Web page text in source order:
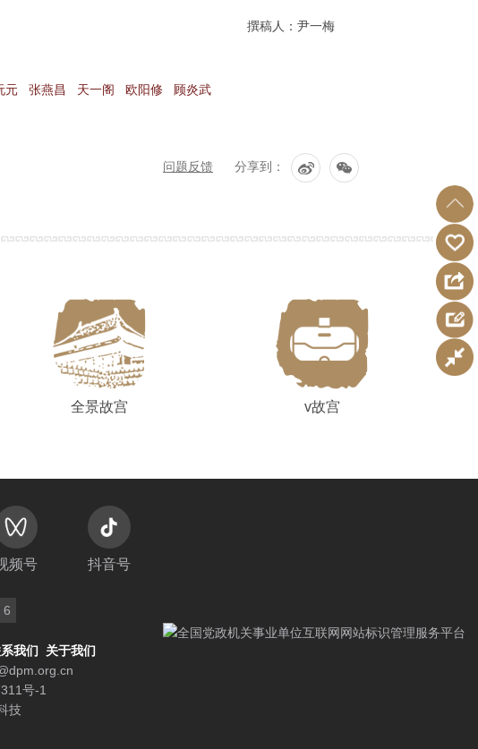
撰稿人：尹一梅
元 张燕昌 天一阁 欧阳修 顾炎武
问题反馈 分享到：
全景故宫 v故宫
频号 抖音号
6
我们
关于我们
号-1
技